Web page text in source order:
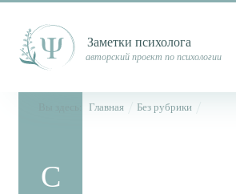
Главная Без рубрики
Заметки психолога
авторский проект по психологии